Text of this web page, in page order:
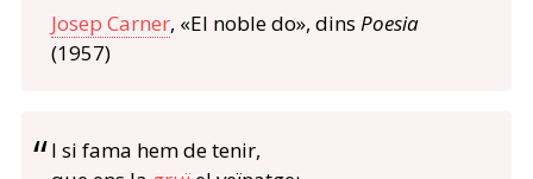
Josep Carner, «El noble do», dins Poesia
(1957)
I si fama hem de tenir,